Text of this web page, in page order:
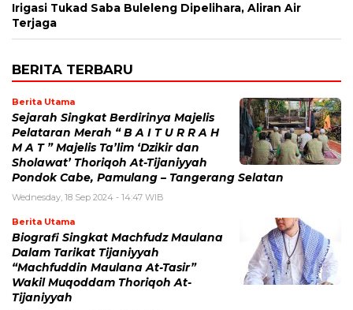
Irigasi Tukad Saba Buleleng Dipelihara, Aliran Air
Terjaga
BERITA TERBARU
Berita Utama
Sejarah Singkat Berdirinya Majelis
Pelataran Merah “ B A I T U R R A H
M A T ” Majelis Ta’lim ‘Dzikir dan
Sholawat’ Thoriqoh At-Tijaniyyah
Pondok Cabe, Pamulang – Tangerang Selatan
Wednesday, 18 Sep 2024 - 14:47 WIB
Berita Utama
Biografi Singkat Machfudz Maulana
Dalam Tarikat Tijaniyyah
“Machfuddin Maulana At-Tasir”
Wakil Muqoddam Thoriqoh At-
Tijaniyyah